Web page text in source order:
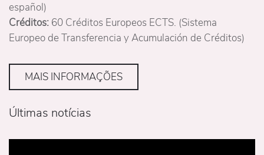
español)
Créditos: 60 Créditos Europeos ECTS. (Sistema
Europeo de Transferencia y Acumulación de Créditos)
MAIS INFORMAÇÕES
Últimas notícias